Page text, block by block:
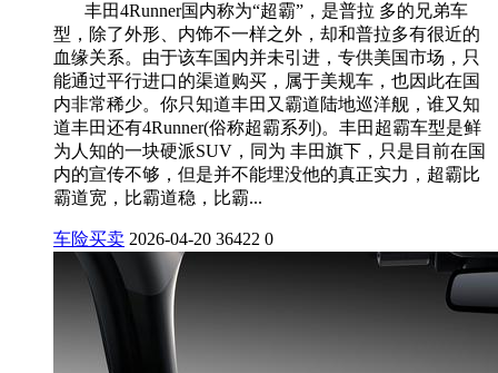
丰田4Runner国内称为“超霸”，是普拉 多的兄弟车
型，除了外形、内饰不一样之外，却和普拉多有很近的
血缘关系。由于该车国内并未引进，专供美国市场，只
能通过平行进口的渠道购买，属于美规车，也因此在国
内非常稀少。你只知道丰田又霸道陆地巡洋舰，谁又知
道丰田还有4Runner(俗称超霸系列)。丰田超霸车型是鲜
为人知的一块硬派SUV，同为 丰田旗下，只是目前在国
内的宣传不够，但是并不能埋没他的真正实力，超霸比
霸道宽，比霸道稳，比霸...
车险买卖 2026-04-20 36422 0